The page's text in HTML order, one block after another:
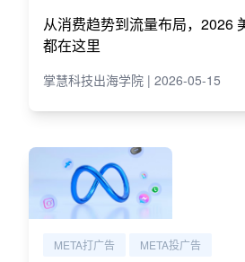
从消费趋势到流量布局，2026
都在这里
掌慧科技出海学院 | 2026-05-15
META打广告 META投广告